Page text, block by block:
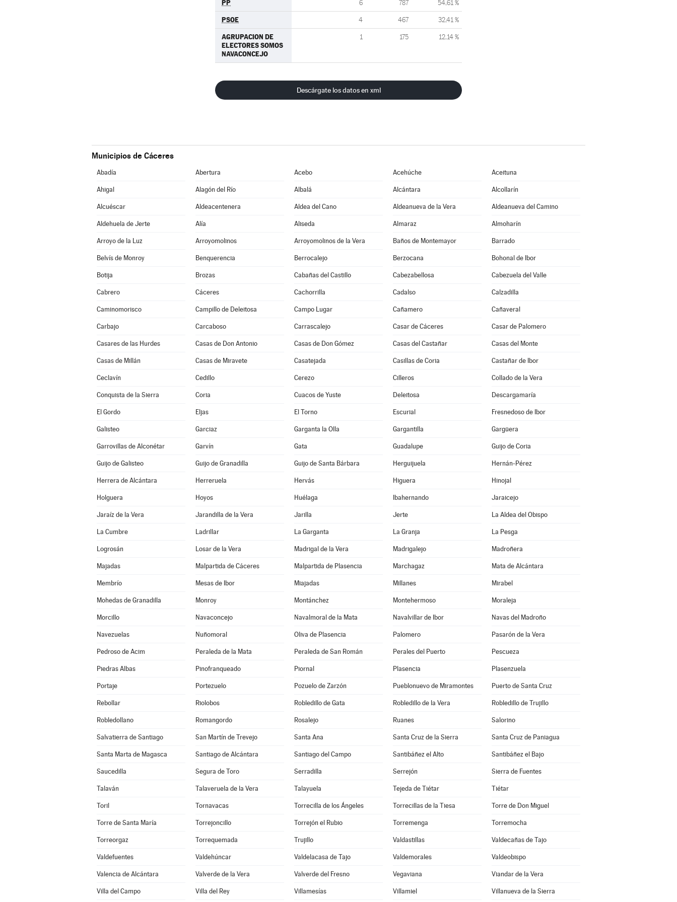
PP 6 787 54,61 %
PSOE 4 467 32,41 %
AGRUPACION DE
ELECTORES SOMOS
NAVACONCEJO
1 175 12,14 %
Descárgate los datos en xml
Municipios de Cáceres
Abadía Abertura Acebo Acehúche Aceituna
Ahigal Alagón del Río Albalá Alcántara Alcollarín
Alcuéscar Aldeacentenera Aldea del Cano Aldeanueva de la Vera Aldeanueva del Camino
Aldehuela de Jerte Alía Aliseda Almaraz Almoharín
Arroyo de la Luz Arroyomolinos Arroyomolinos de la Vera Baños de Montemayor Barrado
Belvís de Monroy Benquerencia Berrocalejo Berzocana Bohonal de Ibor
Botija Brozas Cabañas del Castillo Cabezabellosa Cabezuela del Valle
Cabrero Cáceres Cachorrilla Cadalso Calzadilla
Caminomorisco Campillo de Deleitosa Campo Lugar Cañamero Cañaveral
Carbajo Carcaboso Carrascalejo Casar de Cáceres Casar de Palomero
Casares de las Hurdes Casas de Don Antonio Casas de Don Gómez Casas del Castañar Casas del Monte
Casas de Millán Casas de Miravete Casatejada Casillas de Coria Castañar de Ibor
Ceclavín Cedillo Cerezo Cilleros Collado de la Vera
Conquista de la Sierra Coria Cuacos de Yuste Deleitosa Descargamaría
El Gordo Eljas El Torno Escurial Fresnedoso de Ibor
Galisteo Garciaz Garganta la Olla Gargantilla Gargüera
Garrovillas de Alconétar Garvín Gata Guadalupe Guijo de Coria
Guijo de Galisteo Guijo de Granadilla Guijo de Santa Bárbara Herguijuela Hernán-Pérez
Herrera de Alcántara Herreruela Hervás Higuera Hinojal
Holguera Hoyos Huélaga Ibahernando Jaraicejo
Jaraíz de la Vera Jarandilla de la Vera Jarilla Jerte La Aldea del Obispo
La Cumbre Ladrillar La Garganta La Granja La Pesga
Logrosán Losar de la Vera Madrigal de la Vera Madrigalejo Madroñera
Majadas Malpartida de Cáceres Malpartida de Plasencia Marchagaz Mata de Alcántara
Membrío Mesas de Ibor Miajadas Millanes Mirabel
Mohedas de Granadilla Monroy Montánchez Montehermoso Moraleja
Morcillo Navaconcejo Navalmoral de la Mata Navalvillar de Ibor Navas del Madroño
Navezuelas Nuñomoral Oliva de Plasencia Palomero Pasarón de la Vera
Pedroso de Acim Peraleda de la Mata Peraleda de San Román Perales del Puerto Pescueza
Piedras Albas Pinofranqueado Piornal Plasencia Plasenzuela
Portaje Portezuelo Pozuelo de Zarzón Pueblonuevo de Miramontes Puerto de Santa Cruz
Rebollar Riolobos Robledillo de Gata Robledillo de la Vera Robledillo de Trujillo
Robledollano Romangordo Rosalejo Ruanes Salorino
Salvatierra de Santiago San Martín de Trevejo Santa Ana Santa Cruz de la Sierra Santa Cruz de Paniagua
Santa Marta de Magasca Santiago de Alcántara Santiago del Campo Santibáñez el Alto Santibáñez el Bajo
Saucedilla Segura de Toro Serradilla Serrejón Sierra de Fuentes
Talaván Talaveruela de la Vera Talayuela Tejeda de Tiétar Tiétar
Toril Tornavacas Torrecilla de los Ángeles Torrecillas de la Tiesa Torre de Don Miguel
Torre de Santa María Torrejoncillo Torrejón el Rubio Torremenga Torremocha
Torreorgaz Torrequemada Trujillo Valdastillas Valdecañas de Tajo
Valdefuentes Valdehúncar Valdelacasa de Tajo Valdemorales Valdeobispo
Valencia de Alcántara Valverde de la Vera Valverde del Fresno Vegaviana Viandar de la Vera
Villa del Campo Villa del Rey Villamesías Villamiel Villanueva de la Sierra